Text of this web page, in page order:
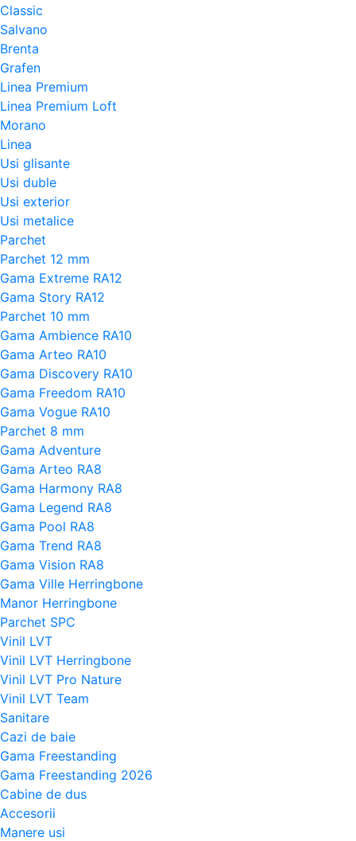
Classic
Salvano
Brenta
Grafen
Linea Premium
Linea Premium Loft
Morano
Linea
Usi glisante
Usi duble
Usi exterior
Usi metalice
Parchet
Parchet 12 mm
Gama Extreme RA12
Gama Story RA12
Parchet 10 mm
Gama Ambience RA10
Gama Arteo RA10
Gama Discovery RA10
Gama Freedom RA10
Gama Vogue RA10
Parchet 8 mm
Gama Adventure
Gama Arteo RA8
Gama Harmony RA8
Gama Legend RA8
Gama Pool RA8
Gama Trend RA8
Gama Vision RA8
Gama Ville Herringbone
Manor Herringbone
Parchet SPC
Vinil LVT
Vinil LVT Herringbone
Vinil LVT Pro Nature
Vinil LVT Team
Sanitare
Cazi de baie
Gama Freestanding
Gama Freestanding 2026
Cabine de dus
Accesorii
Manere usi